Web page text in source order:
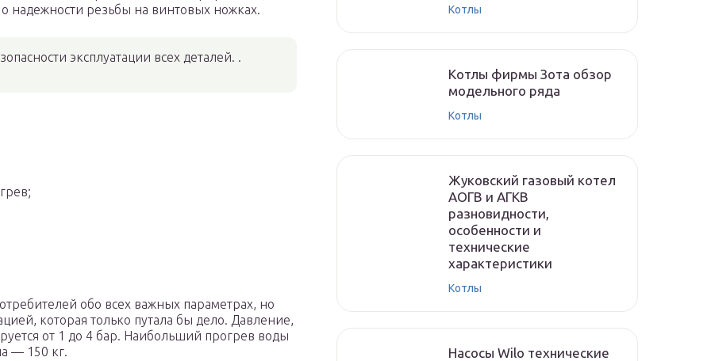
надежности резьбы на винтовых ножках.
эксплуатации всех деталей. .
обо всех важных параметрах, но
которая только путала бы дело. Давление,
от 1 до 4 бар. Наибольший прогрев воды
— 150 кг.
Котлы
Котлы фирмы Зота обзор
модельного ряда
Котлы
Жуковский газовый котел
АОГВ и АГКВ
разновидности,
особенности и
технические
характеристики
Котлы
Насосы Wilo технические